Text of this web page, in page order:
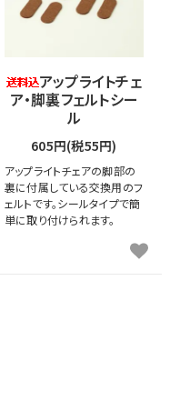
アップライトチェ
ア・脚裏フェルトシー
ル
605円(税55円)
アップライトチェアの脚部の
裏に付属している交換用のフ
ェルトです。シールタイプで簡
単に取り付けられます。